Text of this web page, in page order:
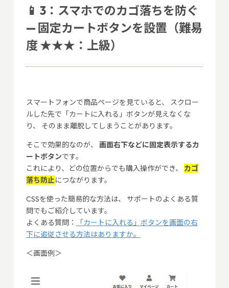
📱 3：スマホでのカゴ落ちを防ぐ
— 固定カートボタンを設置（難易
度 ★★★：上級）
スマートフォンで商品ページを見ていると、 スクロー
ルした先で「カートに入れる」ボタンが見えなくな
り、 そのまま離脱してしまうことがあります。
そこで効果的なのが、 画面右下などに固定表示するカ
ートボタンです。
これにより、どの位置からでも購入操作ができ、 カゴ
落ち防止につながります。
CSSを使った簡易的な方法は、 サポートのよくある質
問でもご紹介しています。
よくある質問：
「カートに入れる」ボタンを画面の右
下に追従させる方法はありますか。
＜画面例＞